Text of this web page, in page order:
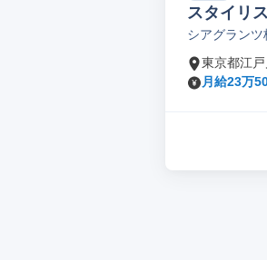
スタイリ
シアグランツ
東京都江
月給23万